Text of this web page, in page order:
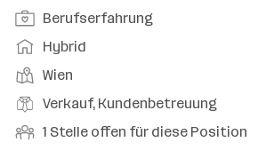
t
e
l
u
n
e
h
a
l
t
P
o
i
t
i
Berufserfahrung
A
r
b
e
i
Hybrid
D
i
n
Wien
B
e
Verkauf, Kundenbetreuung
O
1 Stelle offen für diese Position